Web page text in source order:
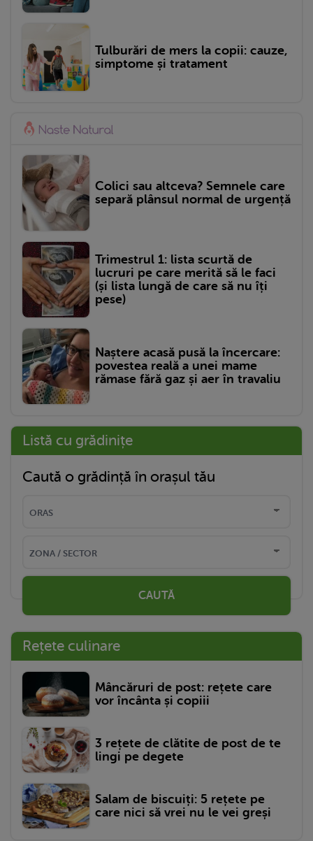
Tulburări de mers la copii: cauze,
simptome și tratament
Colici sau altceva? Semnele care
separă plânsul normal de urgență
Trimestrul 1: lista scurtă de
lucruri pe care merită să le faci
(și lista lungă de care să nu îți
pese)
Naștere acasă pusă la încercare:
povestea reală a unei mame
rămase fără gaz și aer în travaliu
Listă cu grădinițe
Caută o grădință în orașul tău
CAUTĂ
Rețete culinare
Mâncăruri de post: rețete care
vor încânta și copiii
3 rețete de clătite de post de te
lingi pe degete
Salam de biscuiți: 5 rețete pe
care nici să vrei nu le vei greși